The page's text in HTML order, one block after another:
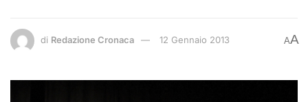
di Redazione Cronaca 12 Gennaio 2013 AA